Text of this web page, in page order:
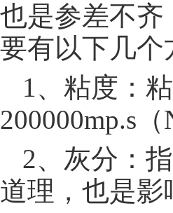
也是参差不
要有以下几个
1、粘度：
200000mp.s
2、灰分：
道理，也是